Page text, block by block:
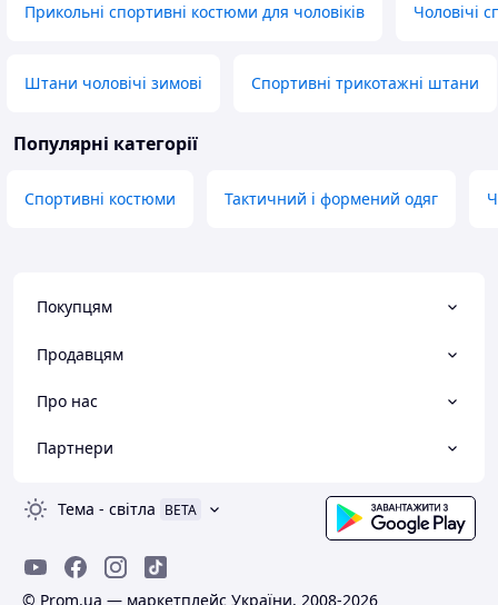
Прикольні спортивні костюми для чоловіків Чоловічі
Штани чоловічі зимові Спортивні трикотажні штани
Популярні категорії
Спортивні костюми Тактичний і формений одяг
Покупцям
Продавцям
Про нас
Партнери
Тема - світла BETA
© Prom.ua — маркетплейс України, 2008-2026